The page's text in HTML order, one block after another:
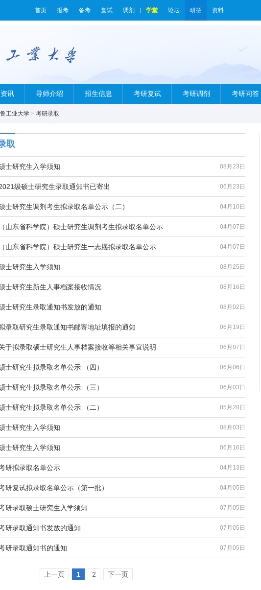
首页 报考 备考 复试 调剂 学堂 论坛 研招 资料
讯 导师介绍 招生信息 考研复试 考研调剂 考研问答
工业大学 > 考研录取
取
08月23日
士研究生入学须知
06月23日
级硕士研究生录取通知书已寄出
04月10日
士研究生调剂考生拟录取名单公示（二）
04月07日
山东省科学院）硕士研究生调剂考生拟录取名单公示
04月07日
山东省科学院）硕士研究生一志愿拟录取名单公示
08月25日
士研究生入学须知
08月16日
士研究生新生人事档案接收情况
08月02日
士研究生录取通知书发放的通知
06月19日
录取研究生录取通知书邮寄地址填报的通知
06月07日
于拟录取硕士研究生人事档案接收等相关事宜说明
06月06日
士研究生拟录取名单公示 （四）
06月03日
士研究生拟录取名单公示 （三）
05月28日
士研究生拟录取名单公示 （二）
08月03日
士研究生入学须知
06月16日
士研究生入学须知
04月13日
研拟录取名单公示
04月05日
研复试拟录取名单公示（第一批）
07月05日
研录取硕士研究生入学须知
07月05日
研录取通知书发放的通知
07月05日
研录取通知书的通知
上一页 1 2 下一页